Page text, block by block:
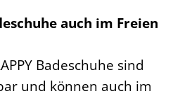
auch im Freien
Badeschuhe sind
und können auch im